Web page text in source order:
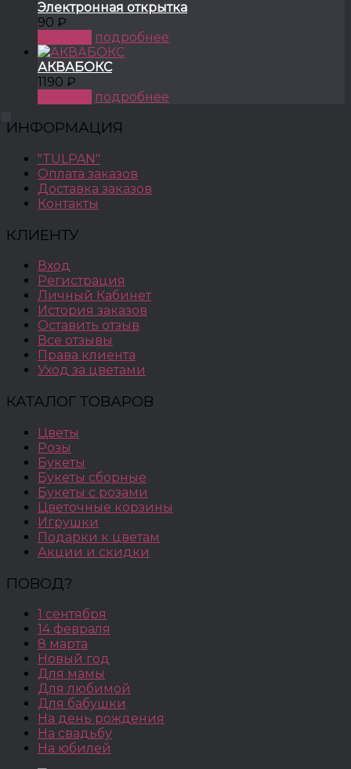
Электронная открытка
90 ₽
подробнее
АКВАБОКС
1190 ₽
подробнее
ИНФОРМАЦИЯ
"TULPAN"
Оплата заказов
Доставка заказов
Контакты
КЛИЕНТУ
Вход
Регистрация
Личный Кабинет
История заказов
Оставить отзыв
Все отзывы
Права клиента
Уход за цветами
КАТАЛОГ ТОВАРОВ
Цветы
Розы
Букеты
Букеты сборные
Букеты с розами
Цветочные корзины
Игрушки
Подарки к цветам
Акции и скидки
ПОВОД?
1 сентября
14 февраля
8 марта
Новый год
Для мамы
Для любимой
Для бабушки
На день рождения
На свадьбу
На юбилей